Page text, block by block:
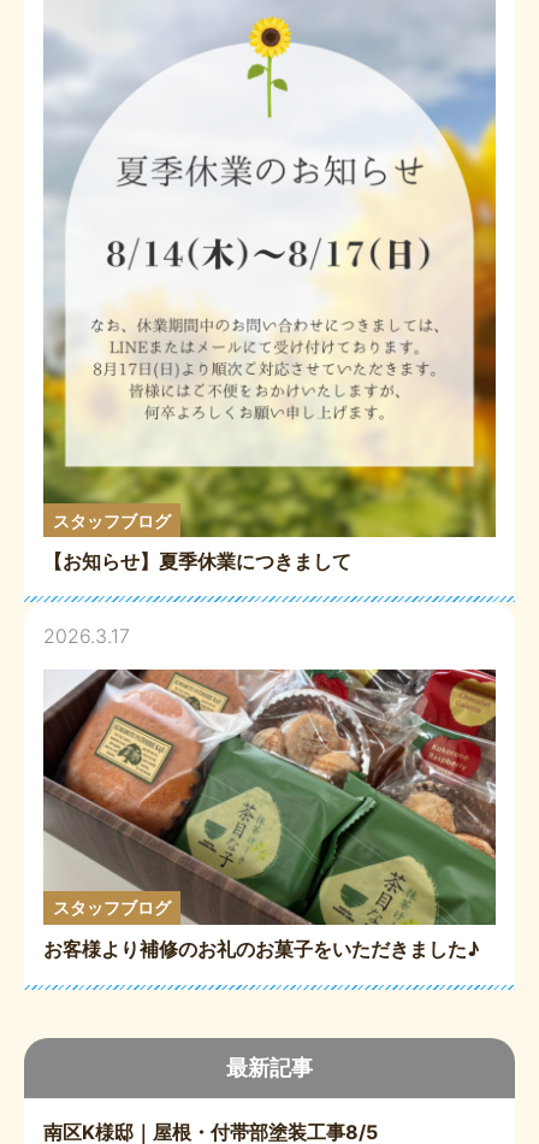
最新記事
南区K様邸｜屋根・付帯部塗装工事8/5
スタッフブログ
【お知らせ】夏季休業につきまして
2026.3.17
スタッフブログ
お客様より補修のお礼のお菓子をいただきました♪